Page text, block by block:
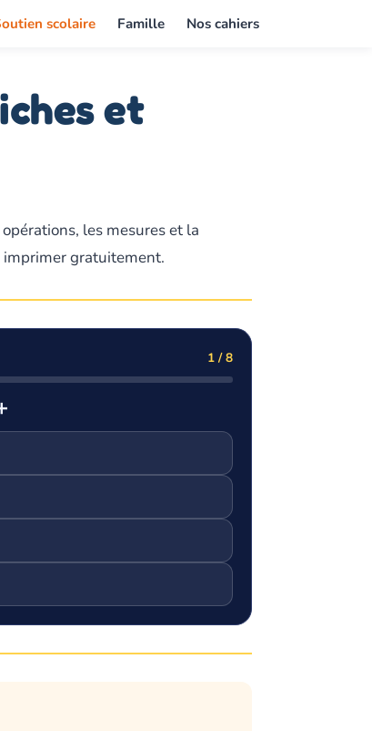
scolaire Famille Nos cahiers
et
les mesures et la
imprimer gratuitement.
1 / 8